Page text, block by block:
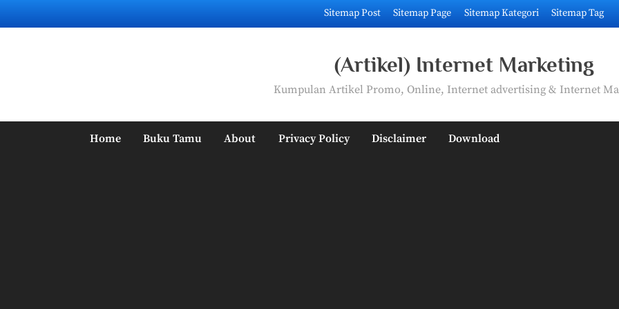
to
Sitemap Post Sitemap Page Sitemap Kategori Sitemap Tag
(Artikel) Internet Marketing
Kumpulan Artikel Promo, Online, Internet advertising & Internet
Home Buku Tamu About Privacy Policy Disclaimer Download